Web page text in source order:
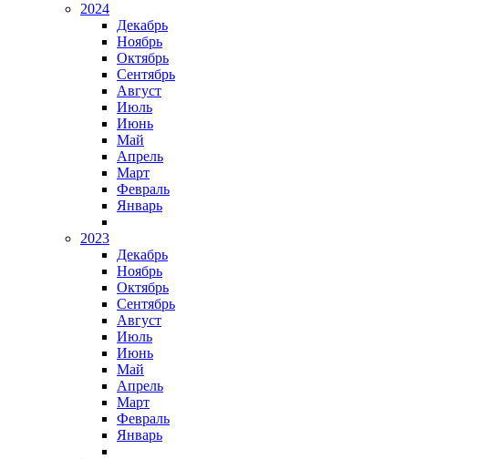
2024
Декабрь
Ноябрь
Октябрь
Сентябрь
Август
Июль
Июнь
Май
Апрель
Март
Февраль
Январь
2023
Декабрь
Ноябрь
Октябрь
Сентябрь
Август
Июль
Июнь
Май
Апрель
Март
Февраль
Январь